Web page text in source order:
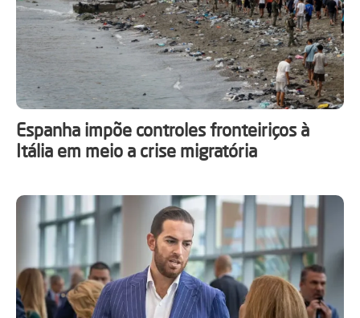
Espanha impõe controles fronteiriços à
Itália em meio a crise migratória